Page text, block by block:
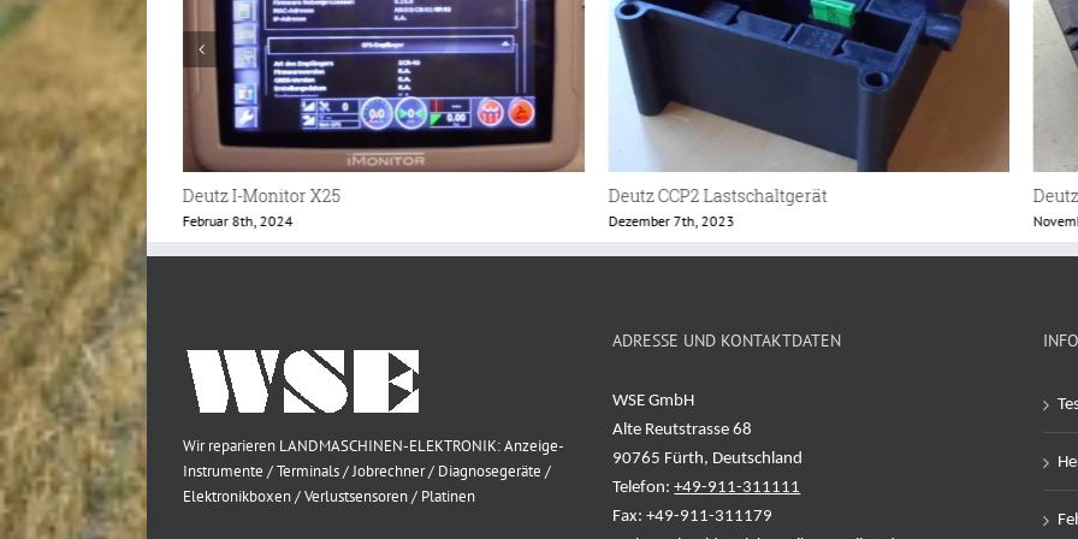
Deutz CCP2 Lastschaltgerät
Dezember 7th, 2023
Deutz CCP3 E-Box
November 9th, 2023
Wir reparieren LANDMASCHINEN-ELEKTRONIK: Anzeige-
Instrumente / Terminals / Jobrechner / Diagnosegeräte /
Elektronikboxen / Verlustsensoren / Platinen
ADRESSE UND KONTAKTDATEN
WSE GmbH
Alte Reutstrasse 68
90765 Fürth, Deutschland
Telefon:+49-911-311111
Fax: +49-911-311179